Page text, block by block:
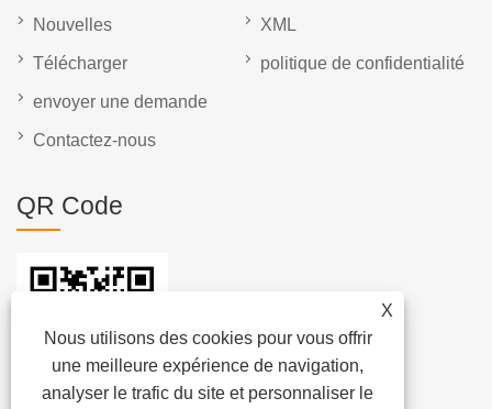
X
Nous utilisons des cookies pour vous offrir
une meilleure expérience de navigation,
analyser le trafic du site et personnaliser le
Nouvelles
Télécharger
envoyer une demande
Contactez-nous
XML
politique de confidentialité
QR Code